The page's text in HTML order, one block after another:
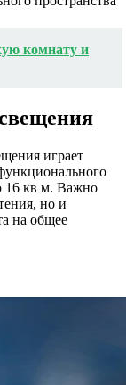
комнату и
играет
16 кв м. Важно
но и
на общее